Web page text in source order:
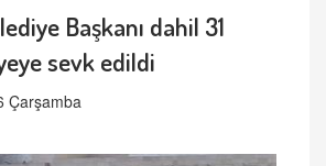
Başkanı dahil 31
sevk edildi
Çarşamba